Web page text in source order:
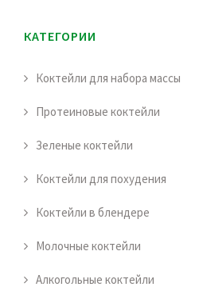
КАТЕГОРИИ
Коктейли для набора массы
Протеиновые коктейли
Зеленые коктейли
Коктейли для похудения
Коктейли в блендере
Молочные коктейли
Алкогольные коктейли